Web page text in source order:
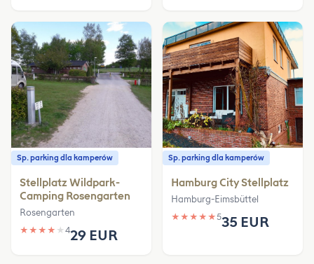
Sp. parking dla kamperów
Stellplatz Wildpark-
Camping Rosengarten
Rosengarten
★ ★ ★ ★ ★ 429 EUR
Sp. parking dla kamperów
Hamburg City Stellplatz
Hamburg-Eimsbüttel
★ ★ ★ ★ ★535 EUR